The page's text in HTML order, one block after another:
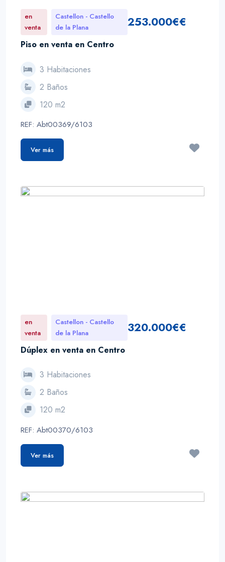
en
venta
Castellon - Castello
de la Plana
253.000€€
Piso en venta en Centro
3 Habitaciones
2 Baños
120 m2
REF: Abt00369/6103
Ver más
en
venta
Castellon - Castello
de la Plana
320.000€€
Dúplex en venta en Centro
3 Habitaciones
2 Baños
120 m2
REF: Abt00370/6103
Ver más